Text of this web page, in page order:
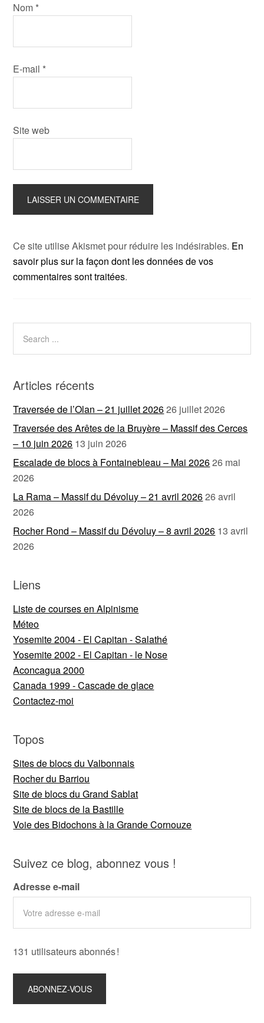
Nom *
E-mail *
Site web
Ce site utilise Akismet pour réduire les indésirables. En
savoir plus sur la façon dont les données de vos
commentaires sont traitées.
Articles récents
Traversée de l’Olan – 21 juillet 202626 juillet 2026
Traversée des Arêtes de la Bruyère – Massif des Cerces
– 10 juin 2026 13 juin 2026
Escalade de blocs à Fontainebleau – Mai 202626 mai
2026
La Rama – Massif du Dévoluy – 21 avril 202626 avril
2026
Rocher Rond – Massif du Dévoluy – 8 avril 2026 13 avril
2026
Liens
Liste de courses en Alpinisme
Méteo
Yosemite 2004 - El Capitan - Salathé
Yosemite 2002 - El Capitan - le Nose
Aconcagua 2000
Canada 1999 - Cascade de glace
Contactez-moi
Topos
Sites de blocs du Valbonnais
Rocher du Barriou
Site de blocs du Grand Sablat
Site de blocs de la Bastille
Voie des Bidochons à la Grande Cornouze
Suivez ce blog, abonnez vous !
Adresse e-mail
131 utilisateurs abonnés !